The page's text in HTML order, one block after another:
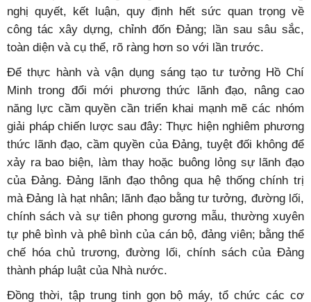
nghị quyết, kết luận, quy định hết sức quan trọng về
công tác xây dựng, chỉnh đốn Đảng; lần sau sâu sắc,
toàn diện và cụ thể, rõ ràng hơn so với lần trước.
Để thực hành và vận dụng sáng tạo tư tưởng Hồ Chí
Minh trong đổi mới phương thức lãnh đạo, nâng cao
năng lực cầm quyền cần triển khai mạnh mẽ các nhóm
giải pháp chiến lược sau đây: Thực hiện nghiêm phương
thức lãnh đạo, cầm quyền của Đảng, tuyệt đối không để
xảy ra bao biện, làm thay hoặc buông lỏng sự lãnh đạo
của Đảng. Đảng lãnh đạo thông qua hệ thống chính trị
mà Đảng là hạt nhân; lãnh đạo bằng tư tưởng, đường lối,
chính sách và sự tiên phong gương mẫu, thường xuyên
tự phê bình và phê bình của cán bộ, đảng viên; bằng thể
chế hóa chủ trương, đường lối, chính sách của Đảng
thành pháp luật của Nhà nước.
Đồng thời, tập trung tinh gọn bộ máy, tổ chức các cơ